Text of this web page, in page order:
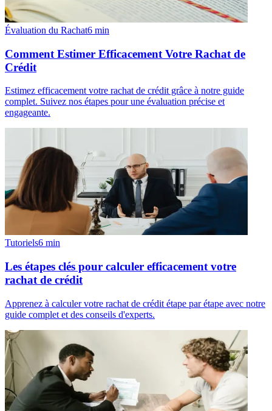
Estimez efficacement votre rachat de crédit grâce à notre guide
complet. Suivez nos étapes pour une évaluation précise et
engageante.
Tutoriels
Les étapes clés pour calculer efficacement votre
rachat de crédit
Apprenez à calculer votre rachat de crédit étape par étape avec notre
guide complet et des conseils d'experts.
Estimation du Rachat6min
Comment bien estimer votre rachat de crédit : guide
complet